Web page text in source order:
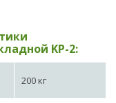
KP-2:
200 кг